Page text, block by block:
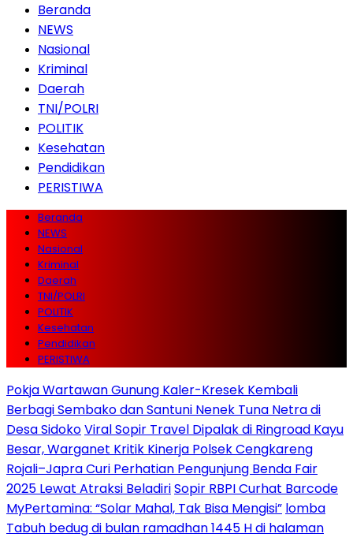
Beranda
NEWS
Nasional
Kriminal
Daerah
TNI/POLRI
POLITIK
Kesehatan
Pendidikan
PERISTIWA
Beranda
NEWS
Nasional
Kriminal
Daerah
TNI/POLRI
POLITIK
Kesehatan
Pendidikan
PERISTIWA
Pokja Wartawan Gunung Kaler-Kresek Kembali
Berbagi Sembako dan Santuni Nenek Tuna Netra di
Desa SidokoViral Sopir Travel Dipalak di Ringroad Kayu
Besar, Warganet Kritik Kinerja Polsek Cengkareng
Rojali–Japra Curi Perhatian Pengunjung Benda Fair
2025 Lewat Atraksi BeladiriSopir RBPI Curhat Barcode
MyPertamina: “Solar Mahal, Tak Bisa Mengisi” lomba
Tabuh bedug di bulan ramadhan 1445 H di halaman